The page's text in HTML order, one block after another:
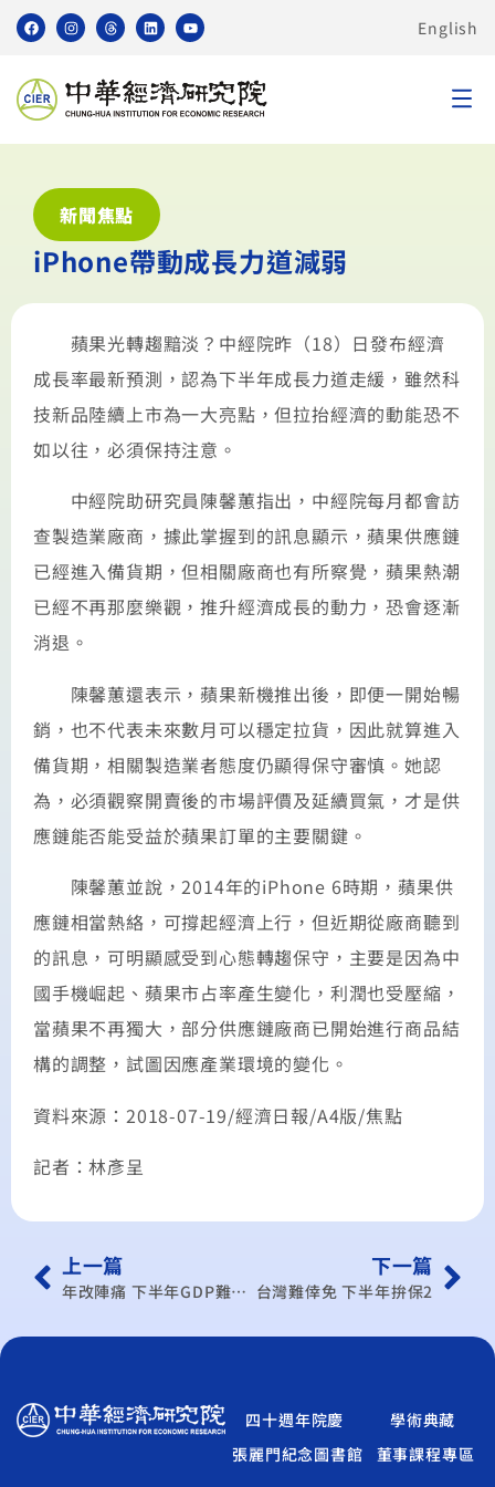
English
新聞焦點
iPhone帶動成長力道減弱
蘋果光轉趨黯淡？中經院昨（18）日發布經濟
成長率最新預測，認為下半年成長力道走緩，雖然科
技新品陸續上市為一大亮點，但拉抬經濟的動能恐不
如以往，必須保持注意。
中經院助研究員陳馨蕙指出，中經院每月都會訪
查製造業廠商，據此掌握到的訊息顯示，蘋果供應鏈
已經進入備貨期，但相關廠商也有所察覺，蘋果熱潮
已經不再那麼樂觀，推升經濟成長的動力，恐會逐漸
消退。
陳馨蕙還表示，蘋果新機推出後，即便一開始暢
銷，也不代表未來數月可以穩定拉貨，因此就算進入
備貨期，相關製造業者態度仍顯得保守審慎。她認
為，必須觀察開賣後的市場評價及延續買氣，才是供
應鏈能否能受益於蘋果訂單的主要關鍵。
陳馨蕙並說，2014年的iPhone 6時期，蘋果供
應鏈相當熱絡，可撐起經濟上行，但近期從廠商聽到
的訊息，可明顯感受到心態轉趨保守，主要是因為中
國手機崛起、蘋果市占率產生變化，利潤也受壓縮，
當蘋果不再獨大，部分供應鏈廠商已開始進行商品結
構的調整，試圖因應產業環境的變化。
資料來源：2018-07-19/經濟日報/A4版/焦點
記者：林彥呈
上一篇
年改陣痛 下半年GDP難保2
下一篇
台灣難倖免 下半年拚保2
四十週年院慶
學術典藏
張麗門紀念圖書館
董事課程專區